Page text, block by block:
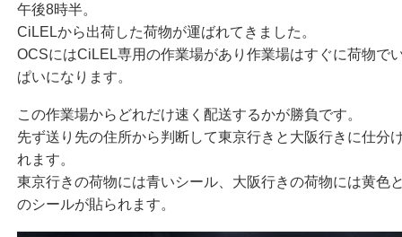
午後8時半。
CiLELから出荷した荷物が運ばれてきました。
OCSにはCiLEL専用の作業場があり作業場はすぐに荷物で
ぱいになります。
この作業場からどれだけ速く配送するかが勝負です。
先ず送り先の住所から判断して東京行きと大阪行きに仕分
れます。
東京行きの荷物には青いシール、大阪行きの荷物には黄色
のシールが貼られます。